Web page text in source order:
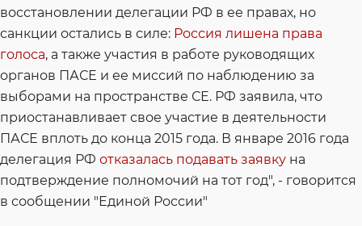
восстановлении делегации РФ в ее правах, но
санкции остались в силе: Россия лишена права
голоса, а также участия в работе руководящих
органов ПАСЕ и ее миссий по наблюдению за
выборами на пространстве СЕ. РФ заявила, что
приостанавливает свое участие в деятельности
ПАСЕ вплоть до конца 2015 года. В январе 2016 года
делегация РФ отказалась подавать заявку на
подтверждение полномочий на тот год", - говорится
в сообщении "Единой России"